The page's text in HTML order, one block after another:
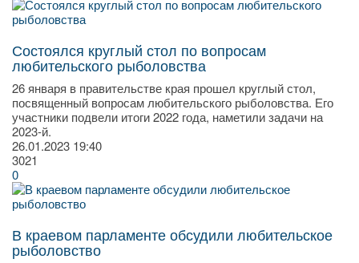
Состоялся круглый стол по вопросам
любительского рыболовства
26 января в правительстве края прошел круглый стол,
посвященный вопросам любительского рыболовства. Его
участники подвели итоги 2022 года, наметили задачи на
2023-й.
26.01.2023 19:40
3021
0
В краевом парламенте обсудили любительское
рыболовство